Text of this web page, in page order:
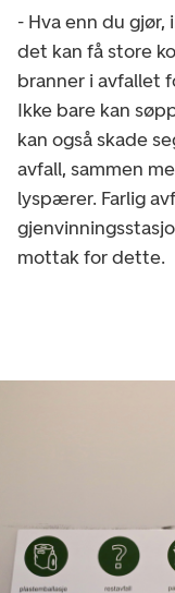
- Hva enn du
det kan få store
branner i avfallet
Ikke bare kan
kan også skade
avfall, sammen
lyspærer. Farlig
mottak for dette.